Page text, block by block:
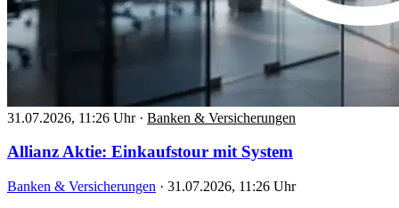
31.07.2026, 11:26 Uhr · Banken & Versicherungen
Allianz Aktie: Einkaufstour mit System
Banken & Versicherungen · 31.07.2026, 11:26 Uhr